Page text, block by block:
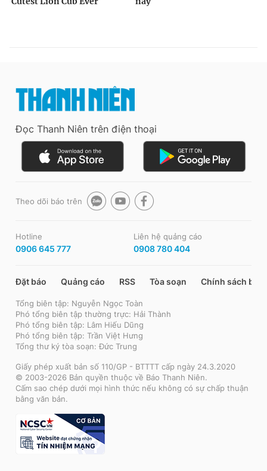
Đọc Thanh Niên trên điện thoại
Theo dõi báo trên
Hotline
0906 645 777
Liên hệ quảng cáo
0908 780 404
Đặt báo Quảng cáo RSS Tòa soạn Chính sách bảo
Tổng biên tập: Nguyễn Ngọc Toàn
Phó tổng biên tập thường trực: Hải Thành
Phó tổng biên tập: Lâm Hiếu Dũng
Phó tổng biên tập: Trần Việt Hưng
Tổng thư ký tòa soạn: Đức Trung
Giấy phép xuất bản số 110/GP - BTTTT cấp ngày 24.3.2020
© 2003-2026 Bản quyền thuộc về Báo Thanh Niên.
Cấm sao chép dưới mọi hình thức nếu không có sự chấp thuận
bằng văn bản.